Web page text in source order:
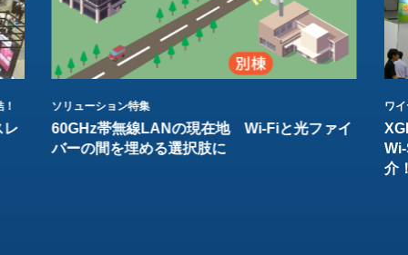
レ
ソリューション特集
60GHz帯無線LANの現在地 Wi-Fiと光ファイ
バーの間を埋める選択肢に
ワ
介